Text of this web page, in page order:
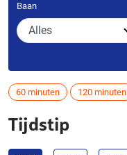
Baan
60 minuten 120 minuten
Tijdstip